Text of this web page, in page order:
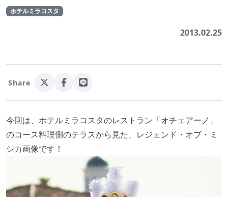
ホテルミラコスタ
2013.02.25
Share
今回は、ホテルミラコスタのレストラン「オチェアーノ」
のコース料理側のテラスから見た、レジェンド・オブ・ミ
シカ画像です！